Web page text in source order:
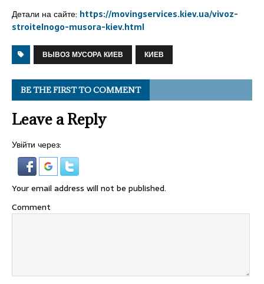
Детали на сайте: https://movingservices.kiev.ua/vivoz-
stroitelnogo-musora-kiev.html
ВЫВОЗ МУСОРА КИЕВ КИЕВ
BE THE FIRST TO COMMENT
Leave a Reply
Увійти через:
Your email address will not be published.
Comment